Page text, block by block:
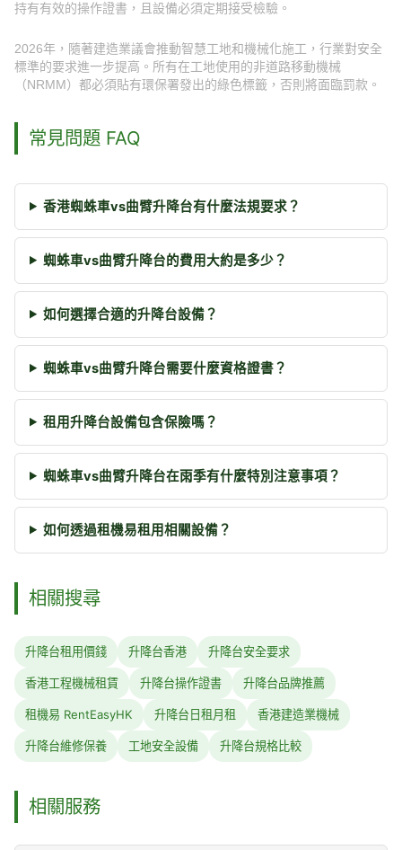
持有有效的操作證書，且設備必須定期接受檢驗。
2026年，隨著建造業議會推動智慧工地和機械化施工，行業對安全
標準的要求進一步提高。所有在工地使用的非道路移動機械
（NRMM）都必須貼有環保署發出的綠色標籤，否則將面臨罰款。
常見問題 FAQ
香港蜘蛛車vs曲臂升降台有什麼法規要求？
蜘蛛車vs曲臂升降台的費用大約是多少？
如何選擇合適的升降台設備？
蜘蛛車vs曲臂升降台需要什麼資格證書？
租用升降台設備包含保險嗎？
蜘蛛車vs曲臂升降台在雨季有什麼特別注意事項？
如何透過租機易租用相關設備？
相關搜尋
升降台租用價錢 升降台香港 升降台安全要求
香港工程機械租賃 升降台操作證書 升降台品牌推薦
租機易 RentEasyHK 升降台日租月租 香港建造業機械
升降台維修保養 工地安全設備 升降台規格比較
相關服務